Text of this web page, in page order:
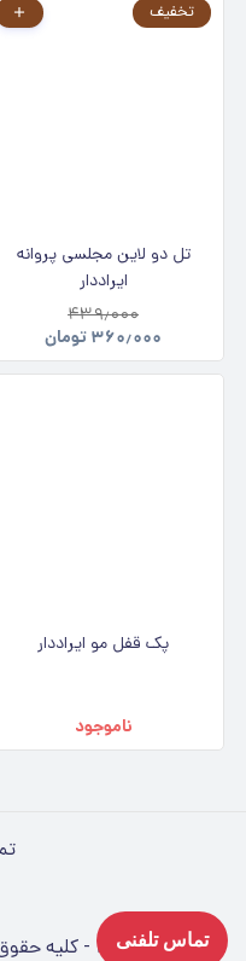
تخفیف
تل دو لاین مجلسی پروانه
ایراددار
۴۳۹٫۰۰۰
۳۶۰٫۰۰۰تومان
پک قفل مو ایراددار
ناموجود
©۱۴۰۵ - کلیه تماس تلفنی